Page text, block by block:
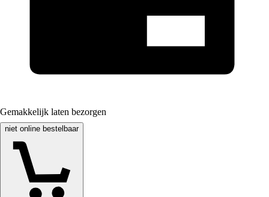
Gemakkelijk laten bezorgen
niet online bestelbaar